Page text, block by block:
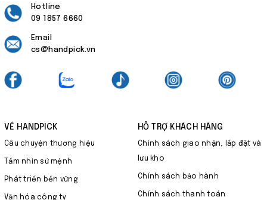
Hotline
09 1857 6660
Email
cs@handpick.vn
VỀ HANDPICK
Câu chuyện thương hiệu
Tầm nhìn sứ mệnh
Phát triển bền vững
Văn hóa công ty
HỖ TRỢ KHÁCH HÀNG
Chính sách giao nhận, lắp đặt và
lưu kho
Chính sách bảo hành
Chính sách thanh toán